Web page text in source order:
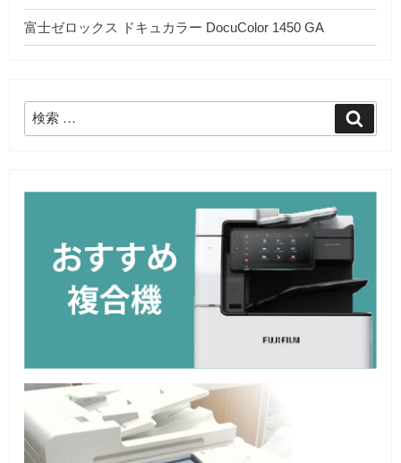
富士ゼロックス ドキュカラー DocuColor 1450 GA
検
索:
索